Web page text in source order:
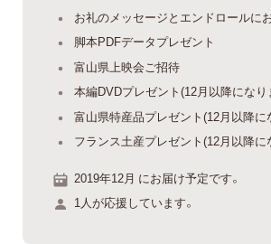
お礼のメッセージとエンドロールに
脚本PDFデータプレゼント
富山県上映会ご招待
本編DVDプレゼント(12月以降になり
富山県特産品プレゼント(12月以降に
フランス土産プレゼント(12月以降に
2019年12月 にお届け予定です。
1人が応援しています。